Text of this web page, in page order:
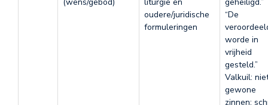
oudere/juridische
formuleringen
“De
worde in
vrijheid
gesteld.”
Valkuil:
gewone
zinnen;